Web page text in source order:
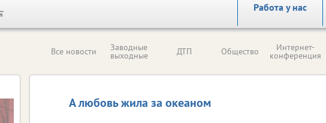
Работа у нас
Все новости Заводные
выходные ДТП Общество Интернет-
конференция
А любовь жила за океаном